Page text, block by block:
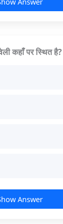
कहाँ पर स्थित है?
Answer